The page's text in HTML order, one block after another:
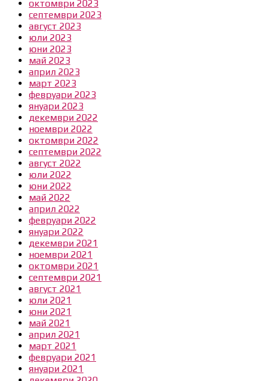
октомври 2023
септември 2023
август 2023
юли 2023
юни 2023
май 2023
април 2023
март 2023
февруари 2023
януари 2023
декември 2022
ноември 2022
октомври 2022
септември 2022
август 2022
юли 2022
юни 2022
май 2022
април 2022
февруари 2022
януари 2022
декември 2021
ноември 2021
октомври 2021
септември 2021
август 2021
юли 2021
юни 2021
май 2021
април 2021
март 2021
февруари 2021
януари 2021